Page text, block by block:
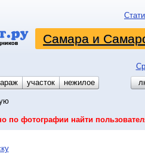
Самара и
участок
нежилое
по фотографии найти